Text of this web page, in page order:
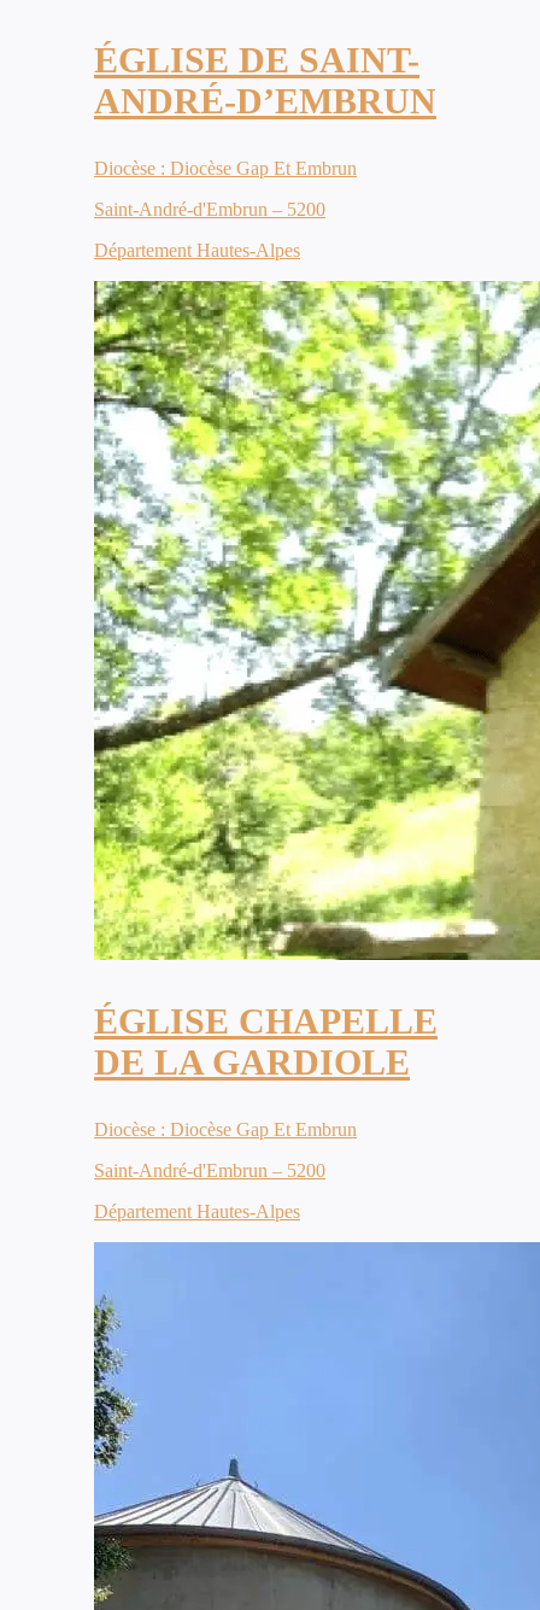
ÉGLISE DE SAINT-
ANDRÉ-D’EMBRUN
Diocèse : Diocèse Gap Et Embrun
Saint-André-d'Embrun – 5200
Département Hautes-Alpes
ÉGLISE CHAPELLE
DE LA GARDIOLE
Diocèse : Diocèse Gap Et Embrun
Saint-André-d'Embrun – 5200
Département Hautes-Alpes